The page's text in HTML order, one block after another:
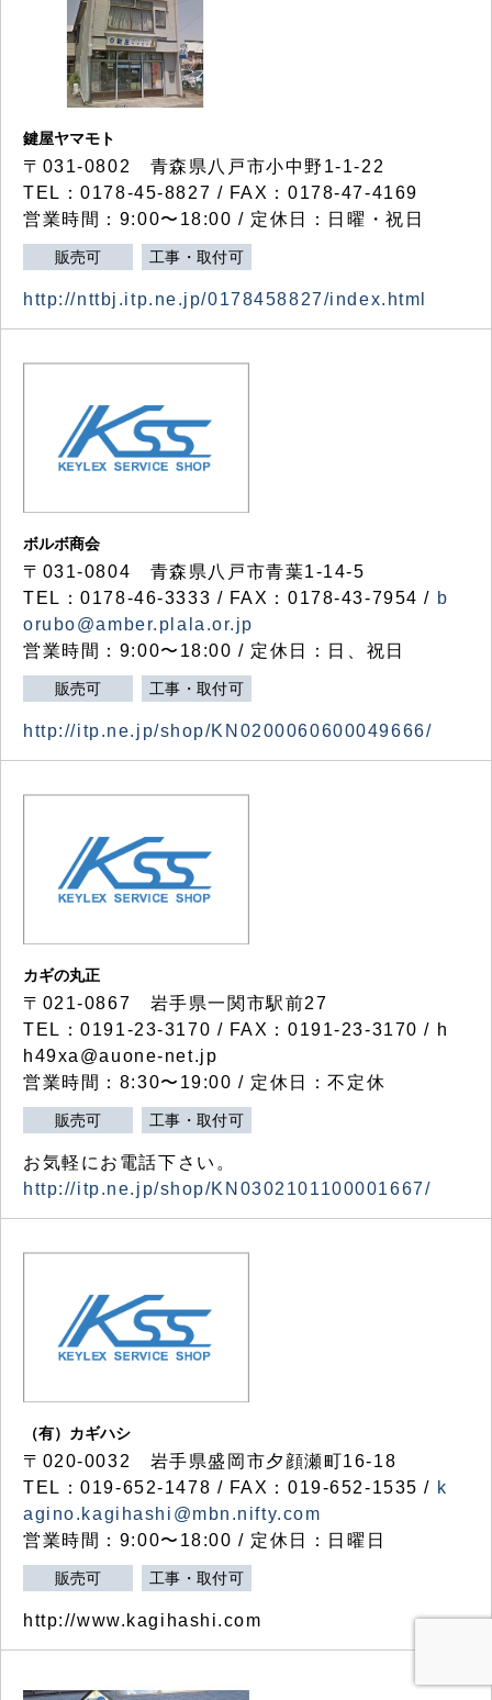
鍵屋ヤマモト
〒031-0802 青森県八戸市小中野1-1-22
TEL：0178-45-8827 / FAX：0178-47-4169
営業時間：9:00〜18:00 / 定休日：日曜・祝日
販売可 工事・取付可
http://nttbj.itp.ne.jp/0178458827/index.html
ボルボ商会
〒031-0804 青森県八戸市青葉1-14-5
TEL：0178-46-3333 / FAX：0178-43-7954 / b
orubo@amber.plala.or.jp
営業時間：9:00〜18:00 / 定休日：日、祝日
販売可 工事・取付可
http://itp.ne.jp/shop/KN0200060600049666/
カギの丸正
〒021-0867 岩手県一関市駅前27
TEL：0191-23-3170 / FAX：0191-23-3170 / h
h49xa@auone-net.jp
営業時間：8:30〜19:00 / 定休日：不定休
販売可 工事・取付可
お気軽にお電話下さい。
http://itp.ne.jp/shop/KN0302101100001667/
（有）カギハシ
〒020-0032 岩手県盛岡市夕顔瀬町16-18
TEL：019-652-1478 / FAX：019-652-1535 / k
agino.kagihashi@mbn.nifty.com
営業時間：9:00〜18:00 / 定休日：日曜日
販売可 工事・取付可
http://www.kagihashi.com